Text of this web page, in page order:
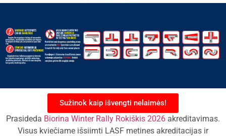
Sužinok kaip išvengti nelaimės!
Prasideda Biorina Winter Rally Rokiškis 2026 akreditavimas.
Visus kviečiame išsiimti LASF metines akreditacijas ir